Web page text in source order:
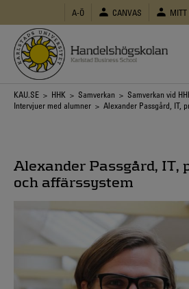
huvudinnehåll
A-Ö CANVAS MITT
Länkstig
KAU.SE > HHK > Samverkan > Samverkan vid
Intervjuer med alumner > Alexander Passgård, IT,
Alexander Passgård, IT,
och affärssystem